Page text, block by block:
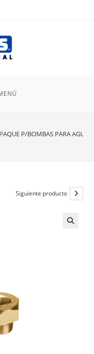
P/BOMBAS PARA AGUA
Siguiente producto